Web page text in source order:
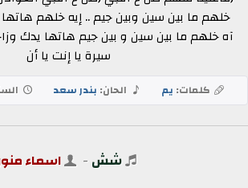
خلهم ما بين سين وبين جيم .. إيه خلهم
آه خلهم ما بين سين و بين جيم هاتها يدك
سيرة يا إنت يا أن
كلمات: يم الحان: بندر سعد
شش - اسماء